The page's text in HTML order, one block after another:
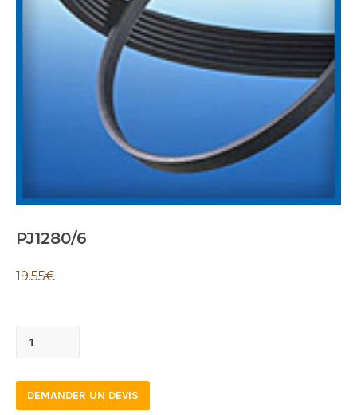
PJ1280/6
19.55€
PJ1280/6
DEMANDER UN DEVIS